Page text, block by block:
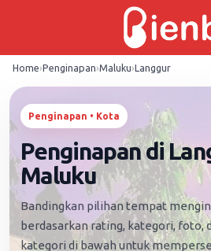
Home›Penginapan›Maluku›Langgur
Penginapan • Kota
Penginapan di
Maluku
Bandingkan pilihan tempat
berdasarkan rating, kategori, foto,
kategori di bawah untuk